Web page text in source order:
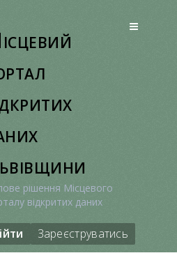
рішення Місцевого
відкритих даних
Зареєструватись